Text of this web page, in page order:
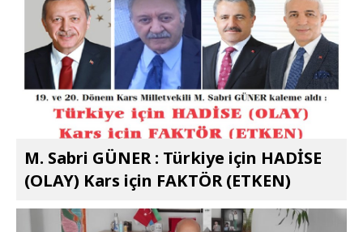
M. Sabri GÜNER : Türkiye için HADİSE
(OLAY) Kars için FAKTÖR (ETKEN)